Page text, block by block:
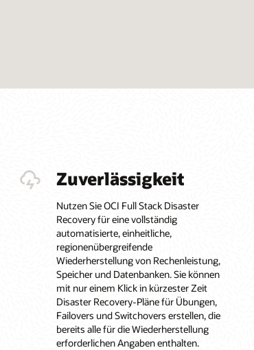
Zuverlässigkeit
Nutzen Sie OCI Full Stack Disaster
Recovery für eine vollständig
automatisierte, einheitliche,
regionenübergreifende
Wiederherstellung von Rechenleistung,
Speicher und Datenbanken. Sie können
mit nur einem Klick in kürzester Zeit
Disaster Recovery-Pläne für Übungen,
Failovers und Switchovers erstellen, die
bereits alle für die Wiederherstellung
erforderlichen Angaben enthalten.